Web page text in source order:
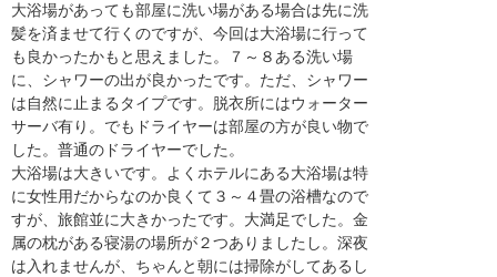
大浴場があっても部屋に洗い場がある場合は先に洗
髪を済ませて行くのですが、今回は大浴場に行って
も良かったかもと思えました。７～８ある洗い場
に、シャワーの出が良かったです。ただ、シャワー
は自然に止まるタイプです。脱衣所にはウォーター
サーバ有り。でもドライヤーは部屋の方が良い物で
した。普通のドライヤーでした。
大浴場は大きいです。よくホテルにある大浴場は特
に女性用だからなのか良くて３～４畳の浴槽なので
すが、旅館並に大きかったです。大満足でした。金
属の枕がある寝湯の場所が２つありましたし。深夜
は入れませんが、ちゃんと朝には掃除がしてあるし